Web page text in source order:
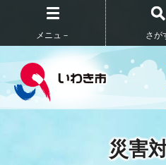
メニュ－ さが
災害